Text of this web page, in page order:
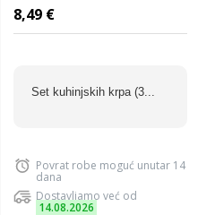
8,49 €
Set kuhinjskih krpa (3...
Povrat robe moguć unutar 14
dana
Dostavljamo već od
14.08.2026